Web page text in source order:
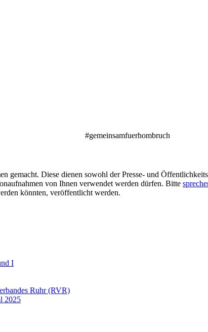
#gemeinsamfuerhombruch
gemacht. Diese dienen sowohl der Presse- und
von Ihnen verwendet werden dürfen. Bitte
könnten, veröffentlicht werden.
I
Ruhr (RVR)
2025